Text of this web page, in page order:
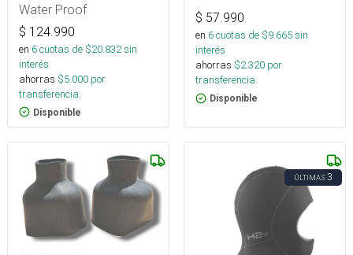
Water Proof
$ 124.990
en 6cuotas de $20.832sin
interés
ahorras $5.000 por
transferencia.
Disponible
$ 57.990
en 6cuotas de $9.665sin
interés
ahorras $2.320 por
transferencia.
Disponible
ÚLTIMAS3